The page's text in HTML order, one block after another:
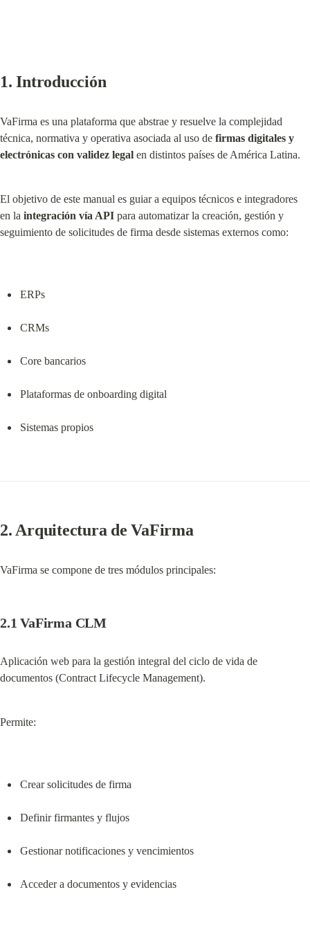
1. Introducción
VaFirma es una plataforma que abstrae y resuelve la complejidad
técnica, normativa y operativa asociada al uso de firmas digitales y
electrónicas con validez legal en distintos países de América Latina.
El objetivo de este manual es guiar a equipos técnicos e integradores
en la integración vía API para automatizar la creación, gestión y
seguimiento de solicitudes de firma desde sistemas externos como:
ERPs
CRMs
Core bancarios
Plataformas de onboarding digital
Sistemas propios
2. Arquitectura de VaFirma
VaFirma se compone de tres módulos principales:
2.1 VaFirma CLM
Aplicación web para la gestión integral del ciclo de vida de
documentos (Contract Lifecycle Management).
Permite:
Crear solicitudes de firma
Definir firmantes y flujos
Gestionar notificaciones y vencimientos
Acceder a documentos y evidencias